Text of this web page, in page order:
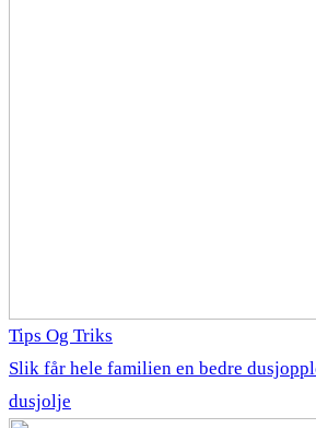
Tips Og Triks
Slik får hele familien en bedre
dusjolje